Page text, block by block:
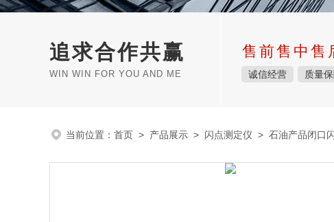
追求合作共赢
WIN WIN FOR YOU AND ME
售前售中售
诚信经营 质量
当前位置： 首页 > 产品展示 > 闪点测定仪 > 石油产品闭口